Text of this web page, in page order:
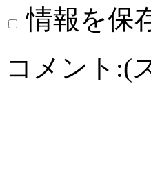
情報を保
コメント:(